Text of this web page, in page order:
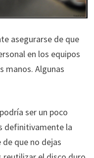
asegurarse de que
en los equipos
manos. Algunas
ser un poco
definitivamente la
que no dejas